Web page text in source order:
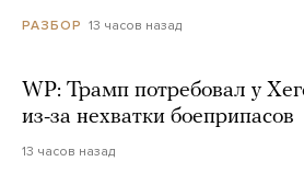
РАЗБОР 13 часов назад
WP: Трамп потребовал у
из-за нехватки боеприпасов
13 часов назад